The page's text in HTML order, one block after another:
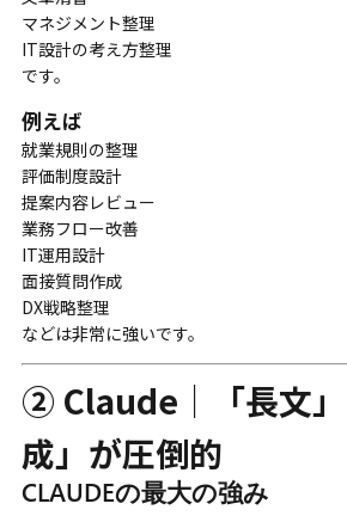
マネジメント整理
IT設計の考え方整理
です。
例えば
就業規則の整理
評価制度設計
提案内容レビュー
業務フロー改善
IT運用設計
面接質問作成
DX戦略整理
などは非常に強いです。
② Claude｜「長文
成」が圧倒的
CLAUDEの最大の強み